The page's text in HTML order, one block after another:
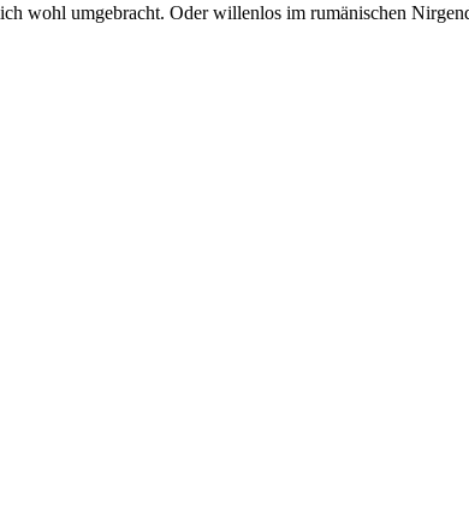
wohl umgebracht. Oder willenlos im rumänischen